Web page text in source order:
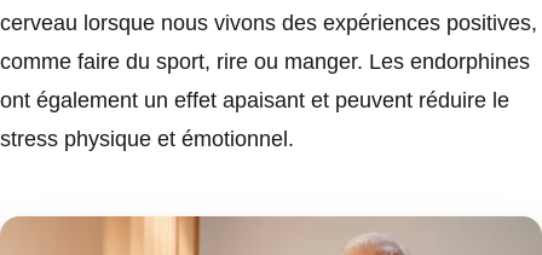
cerveau lorsque nous vivons des expériences positives,
comme faire du sport, rire ou manger. Les endorphines
ont également un effet apaisant et peuvent réduire le
stress physique et émotionnel.